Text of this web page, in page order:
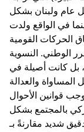
عام ولبنان بشكل
في الواقع ولدت
الحركات القومية
الوطني. النسوية
بل كانت أصيلة في
والعدالة
قوانين الأحوال
بالمجتمع بشكل
شديد مقارنةً بـ